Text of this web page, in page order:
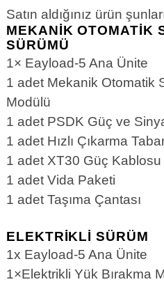
Satın aldığınız ürün
MEKANIK OTOMATIK
SÜRÜMÜ
1× Eayload-5 Ana Ünite
1 adet Mekanik Otomatik
Modülü
1 adet PSDK Güç ve
1 adet Hızlı Çıkarma
1 adet XT30 Güç Kablosu
1 adet Vida Paketi
1 adet Taşıma Çantası
ELEKTRIKLI SÜRÜM
1x Eayload-5 Ana Ünite
1×Elektrikli Yük Bırakma